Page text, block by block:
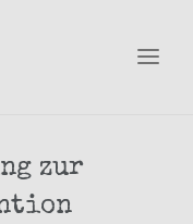
zur